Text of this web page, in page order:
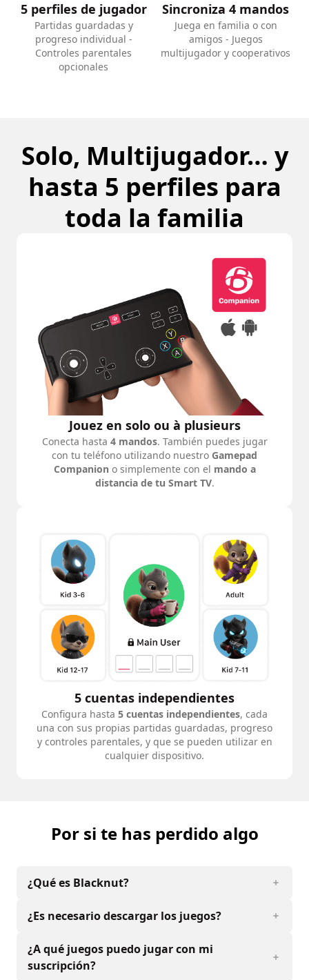
5 perfiles de jugador
Partidas guardadas y
progreso individual -
Controles parentales
opcionales
Sincroniza 4 mandos
Juega en familia o con
amigos - Juegos
multijugador y cooperativos
Solo, Multijugador… y
hasta 5 perfiles para
toda la familia
Jouez en solo ou à plusieurs
Conecta hasta 4 mandos. También puedes jugar
con tu teléfono utilizando nuestro Gamepad
Companion o simplemente con el mando a
distancia de tu Smart TV.
5 cuentas independientes
Configura hasta 5 cuentas independientes, cada
una con sus propias partidas guardadas, progreso
y controles parentales, y que se pueden utilizar en
cualquier dispositivo.
Por si te has perdido algo
¿Qué es Blacknut?
¿Es necesario descargar los juegos?
¿A qué juegos puedo jugar con mi
suscripción?